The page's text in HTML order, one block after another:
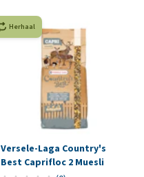
Herhaal
Versele-Laga Country's
Best Caprifloc 2 Muesli